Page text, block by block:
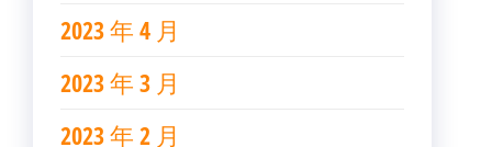
2023 年 4 月
2023 年 3 月
2023 年 2 月